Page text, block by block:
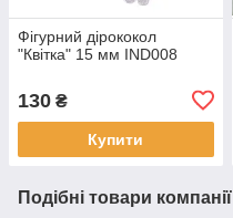
Фігурний дірококол
"Квітка" 15 мм IND008
130 ₴
Купити
Подібні товари компанії